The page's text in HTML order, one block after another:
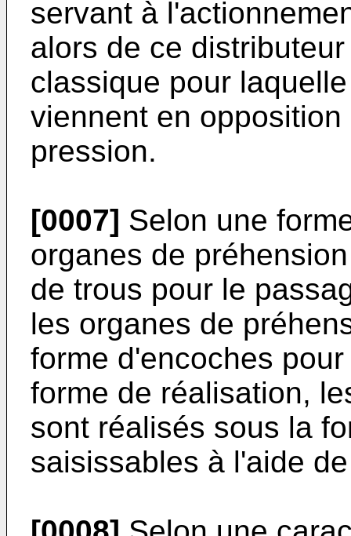
servant à
alors de ce
classique pour
viennent en
pression.
[0007] Selon une
organes de
de trous pour le
les organes de
forme d'encoches
forme de réalisation,
sont réalisés sous la
saisissables à l'aide